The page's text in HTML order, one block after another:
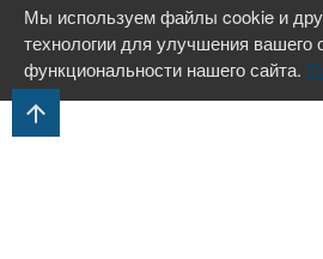
Мы используем файлы cookie и
технологии для улучшения вашего
функциональности нашего сайта.